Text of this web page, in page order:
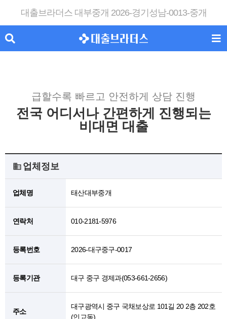
대출브라더스 대부중개 2026-경기성남-0013-중개
급할수록 빠르고 안전하게 상담 진행
전국 어디서나 간편하게 진행되는
비대면 대출
업체정보
업체명 태산대부중개
연락처 010-2181-5976
등록번호 2026-대구중구-0017
등록기관 대구 중구 경제과(053-661-2656)
주소
대구광역시 중구 국채보상로 101길 20 2층 202호
(인교동)